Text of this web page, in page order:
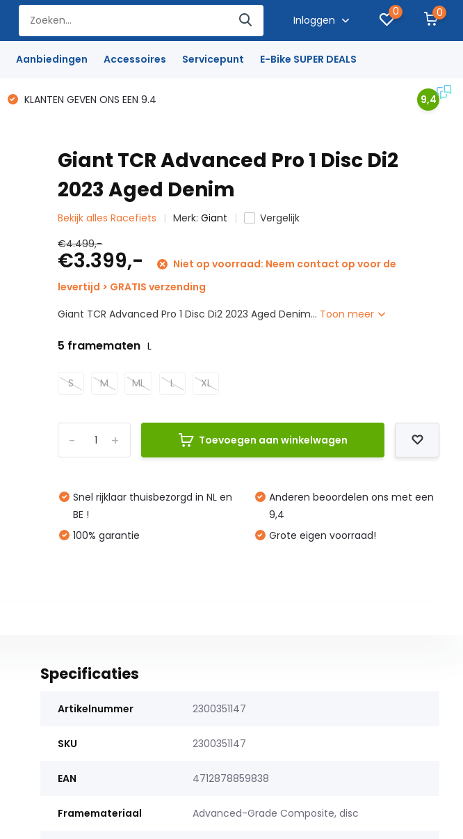
Inloggen
0 0
Aanbiedingen Accessoires Servicepunt E-Bike SUPER DEALS
KLANTEN GEVEN ONS EEN 9.4 9,4
Giant TCR Advanced Pro 1 Disc Di2
2023 Aged Denim
Bekijk alles Racefiets Merk:Giant
Vergelijk
€4.499,-
€3.399,-
Niet op voorraad: Neem contact op voor de
levertijd > GRATIS verzending
Giant TCR Advanced Pro 1 Disc Di2 2023 Aged Denim... Toon meer
5 framematen L
S M ML L XL
+
- Toevoegen aan winkelwagen
Snel rijklaar thuisbezorgd in NL en
BE !
100% garantie
Anderen beoordelen ons met een
9,4
Grote eigen voorraad!
Specificaties
Artikelnummer 2300351147
SKU 2300351147
EAN 4712878859838
Framemateriaal Advanced-Grade Composite, disc